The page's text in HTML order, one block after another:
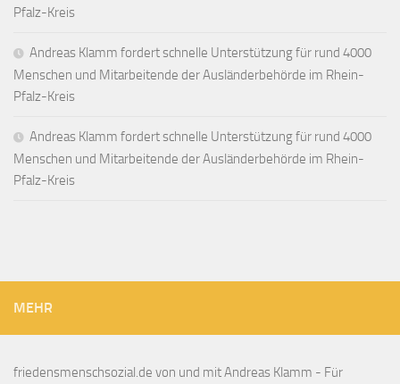
Pfalz-Kreis
Andreas Klamm fordert schnelle Unterstützung für rund 4000
Menschen und Mitarbeitende der Ausländerbehörde im Rhein-
Pfalz-Kreis
Andreas Klamm fordert schnelle Unterstützung für rund 4000
Menschen und Mitarbeitende der Ausländerbehörde im Rhein-
Pfalz-Kreis
MEHR
friedensmenschsozial.de von und mit Andreas Klamm - Für